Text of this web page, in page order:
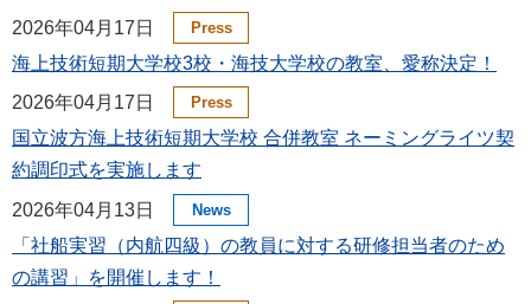
2026年04月17日
Press
海上技術短期大学校3校・海技大学校の教室、愛称決定！
2026年04月17日
Press
国立波方海上技術短期大学校 合併教室 ネーミングライツ契
約調印式を実施します
2026年04月13日
News
「社船実習（内航四級）の教員に対する研修担当者のため
の講習」を開催します！